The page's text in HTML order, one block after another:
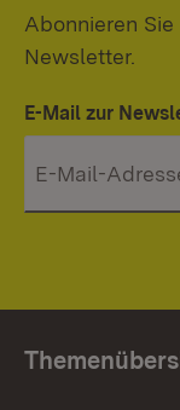
Abonnieren
Newsletter.
E-Mail zur